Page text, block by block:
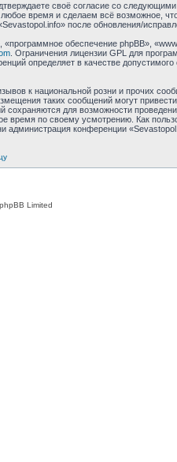
своё согласие со
время и сделаем всё возможное,
после обновления/
обеспечение phpBB»,
. Ограничения лицензии GPL для
определяет в качестве
к национальной розни и прочих
таких сообщений могут
для возможности
время по своему усмотрению. Как
конференции
Limited